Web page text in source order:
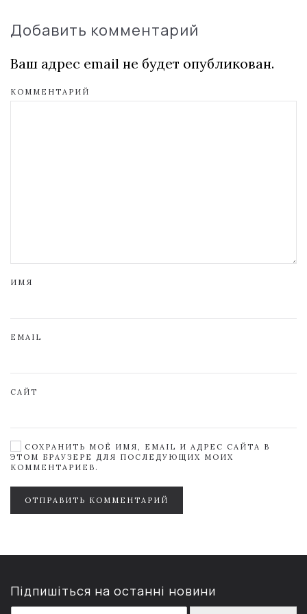
Добавить комментарий
Ваш адрес email не будет опубликован.
КОММЕНТАРИЙ
ИМЯ
EMAIL
САЙТ
СОХРАНИТЬ МОЁ ИМЯ, EMAIL И АДРЕС САЙТА В
ЭТОМ БРАУЗЕРЕ ДЛЯ ПОСЛЕДУЮЩИХ МОИХ
КОММЕНТАРИЕВ.
ОТПРАВИТЬ КОММЕНТАРИЙ
Підпишіться на останні новини